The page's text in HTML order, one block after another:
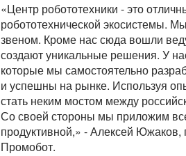
«Центр робототехники - это
робототехнической экосистемы.
звеном. Кроме нас сюда вошли
создают уникальные решения. У
которые мы самостоятельно
и успешны на рынке. Используя
стать неким мостом между
Со своей стороны мы приложим
продуктивной,» - Алексей Южаков,
Промобот.